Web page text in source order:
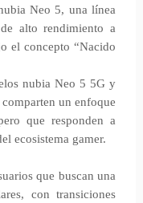
Neo 5, una línea
alto rendimiento a
el concepto “Nacido
nubia Neo 5 5G y
un enfoque
que responden a
ecosistema gamer.
que buscan una
con transiciones